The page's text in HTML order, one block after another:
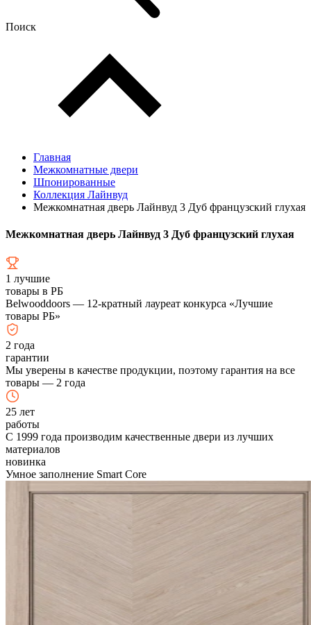
Поиск
Главная
Межкомнатные двери
Шпонированные
Коллекция Лайнвуд
Межкомнатная дверь Лайнвуд 3 Дуб французский глухая
Межкомнатная дверь Лайнвуд 3 Дуб французский глухая
1 лучшие
товары в РБ
Belwooddoors — 12-кратный лауреат конкурса «Лучшие
товары РБ»
2 года
гарантии
Мы уверены в качестве продукции, поэтому гарантия на все
товары — 2 года
25 лет
работы
С 1999 года производим качественные двери из лучших
материалов
новинка
Умное заполнение Smart Core